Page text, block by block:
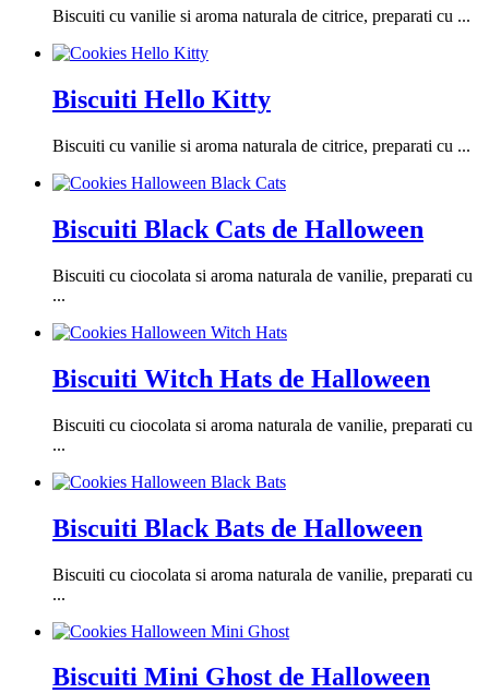
Biscuiti cu vanilie si aroma naturala de citrice, preparati cu ...
Biscuiti Hello Kitty
Biscuiti cu vanilie si aroma naturala de citrice, preparati cu ...
Biscuiti Black Cats de Halloween
Biscuiti cu ciocolata si aroma naturala de vanilie, preparati cu
...
Biscuiti Witch Hats de Halloween
Biscuiti cu ciocolata si aroma naturala de vanilie, preparati cu
...
Biscuiti Black Bats de Halloween
Biscuiti cu ciocolata si aroma naturala de vanilie, preparati cu
...
Biscuiti Mini Ghost de Halloween